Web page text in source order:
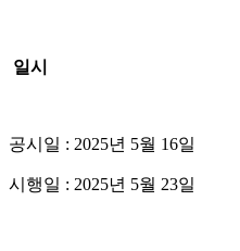
일시
공시일 : 2025년 5월 16일
시행일 : 2025년 5월 23일